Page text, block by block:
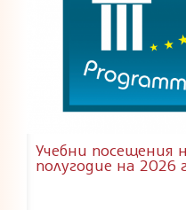
Учебни посещения
полугодие на 2026